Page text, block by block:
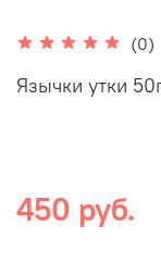
(0)
Язычки утки
450 руб.